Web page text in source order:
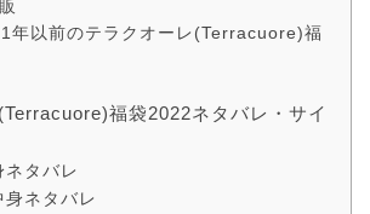
年以前のテラクオーレ(Terracuore)福
福袋2022ネタバレ・サイ
タバレ
ネタバレ